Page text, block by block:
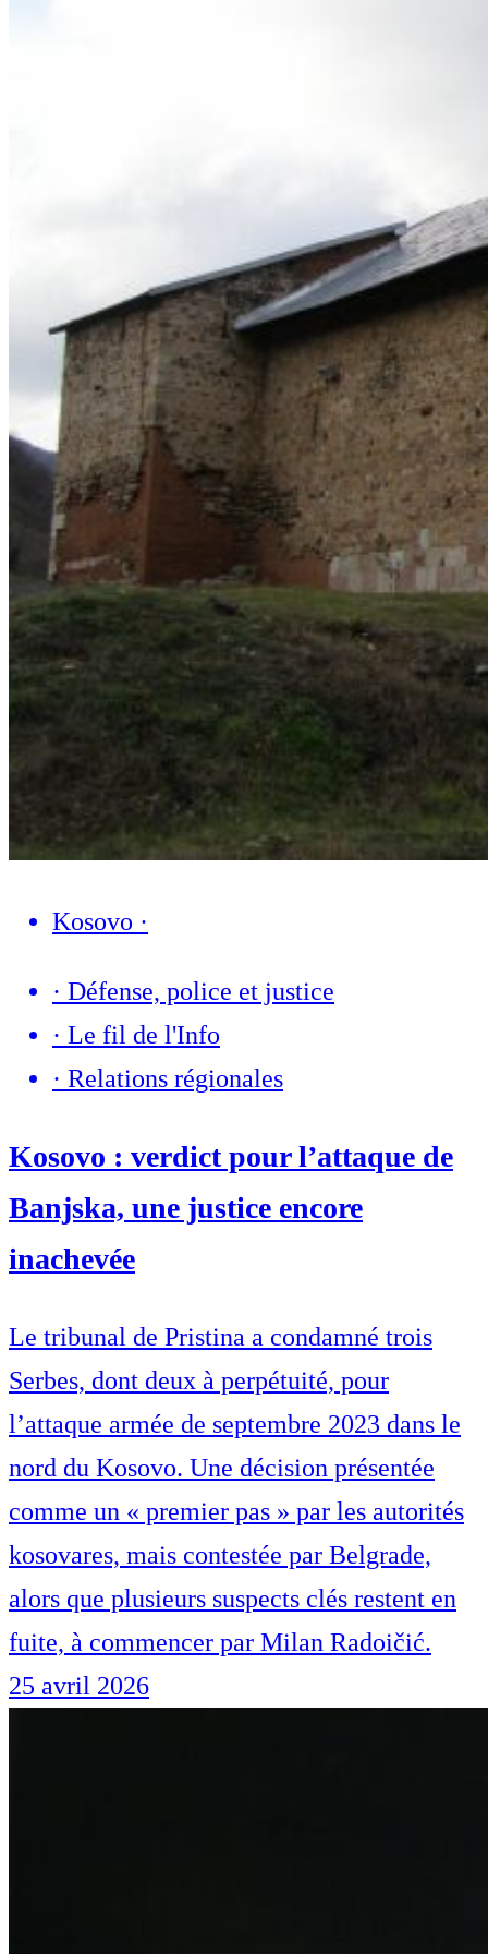
Kosovo ·
· Défense, police et justice
· Le fil de l'Info
· Relations régionales
Kosovo : verdict pour l’attaque de
Banjska, une justice encore
inachevée
Le tribunal de Pristina a condamné trois
Serbes, dont deux à perpétuité, pour
l’attaque armée de septembre 2023 dans le
nord du Kosovo. Une décision présentée
comme un « premier pas » par les autorités
kosovares, mais contestée par Belgrade,
alors que plusieurs suspects clés restent en
fuite, à commencer par Milan Radoičić.
25 avril 2026